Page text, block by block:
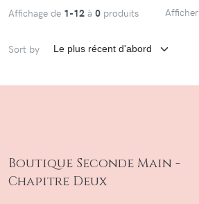
Affichage de 1-12 à 0 produits Afficher
Sort by
Boutique Seconde Main -
Chapitre Deux